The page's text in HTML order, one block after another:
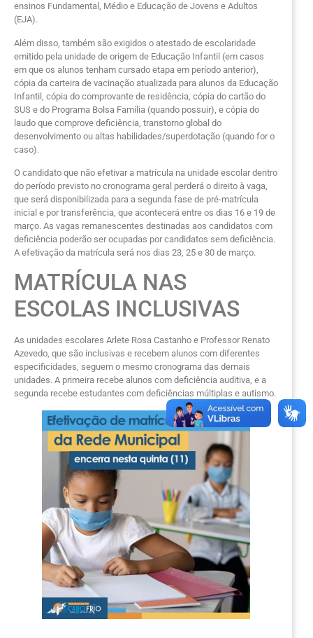
ensinos Fundamental, Médio e Educação de Jovens e Adultos
(EJA).
Além disso, também são exigidos o atestado de escolaridade
emitido pela unidade de origem de Educação Infantil (em casos
em que os alunos tenham cursado etapa em período anterior),
cópia da carteira de vacinação atualizada para alunos da Educação
Infantil, cópia do comprovante de residência, cópia do cartão do
SUS e do Programa Bolsa Família (quando possuir), e cópia do
laudo que comprove deficiência, transtorno global do
desenvolvimento ou altas habilidades/superdotação (quando for o
caso).
O candidato que não efetivar a matrícula na unidade escolar dentro
do período previsto no cronograma geral perderá o direito à vaga,
que será disponibilizada para a segunda fase de pré-matrícula
inicial e por transferência, que acontecerá entre os dias 16 e 19 de
março. As vagas remanescentes destinadas aos candidatos com
deficiência poderão ser ocupadas por candidatos sem deficiência.
A efetivação da matrícula será nos dias 23, 25 e 30 de março.
MATRÍCULA NAS
ESCOLAS INCLUSIVAS
As unidades escolares Arlete Rosa Castanho e Professor Renato
Azevedo, que são inclusivas e recebem alunos com diferentes
especificidades, seguem o mesmo cronograma das demais
unidades. A primeira recebe alunos com deficiência auditiva, e a
segunda recebe estudantes com deficiências múltiplas e autismo.